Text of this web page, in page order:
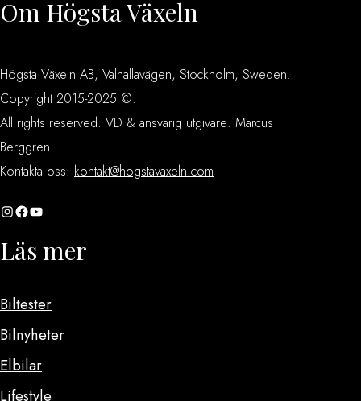
Om Högsta Växeln
Högsta Växeln AB, Valhallavägen, Stockholm, Sweden.
Copyright 2015-2025 ©.
All rights reserved. VD & ansvarig utgivare: Marcus
Berggren
Kontakta oss: kontakt@hogstavaxeln.com
InstagramFacebook YouTube
Läs mer
Biltester
Bilnyheter
Elbilar
Lifestyle